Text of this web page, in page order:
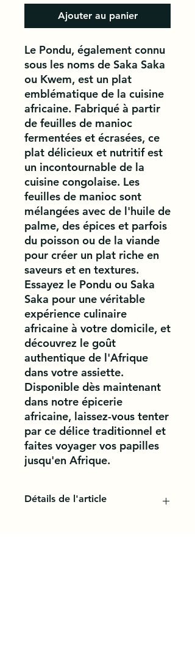
Ajouter au panier
Le Pondu, également connu
sous les noms de Saka Saka
ou Kwem, est un plat
emblématique de la cuisine
africaine. Fabriqué à partir
de feuilles de manioc
fermentées et écrasées, ce
plat délicieux et nutritif est
un incontournable de la
cuisine congolaise. Les
feuilles de manioc sont
mélangées avec de l'huile de
palme, des épices et parfois
du poisson ou de la viande
pour créer un plat riche en
saveurs et en textures.
Essayez le Pondu ou Saka
Saka pour une véritable
expérience culinaire
africaine à votre domicile, et
découvrez le goût
authentique de l'Afrique
dans votre assiette.
Disponible dès maintenant
dans notre épicerie
africaine, laissez-vous tenter
par ce délice traditionnel et
faites voyager vos papilles
jusqu'en Afrique.
Détails de l'article